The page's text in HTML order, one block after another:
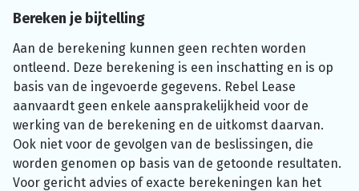
Bereken je bijtelling
Aan de berekening kunnen geen rechten worden
ontleend. Deze berekening is een inschatting en is op
basis van de ingevoerde gegevens. Rebel Lease
aanvaardt geen enkele aansprakelijkheid voor de
werking van de berekening en de uitkomst daarvan.
Ook niet voor de gevolgen van de beslissingen, die
worden genomen op basis van de getoonde resultaten.
Voor gericht advies of exacte berekeningen kan het